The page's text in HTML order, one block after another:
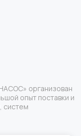
организован
опыт поставки и
систем